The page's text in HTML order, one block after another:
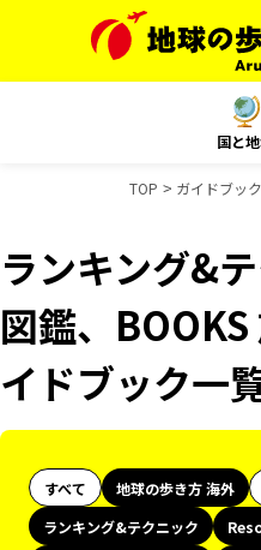
国と
TOP ガイドブック
ランキング&
図鑑、
イドブック一
すべて 地球の歩き方 海外
ランキング&テクニック